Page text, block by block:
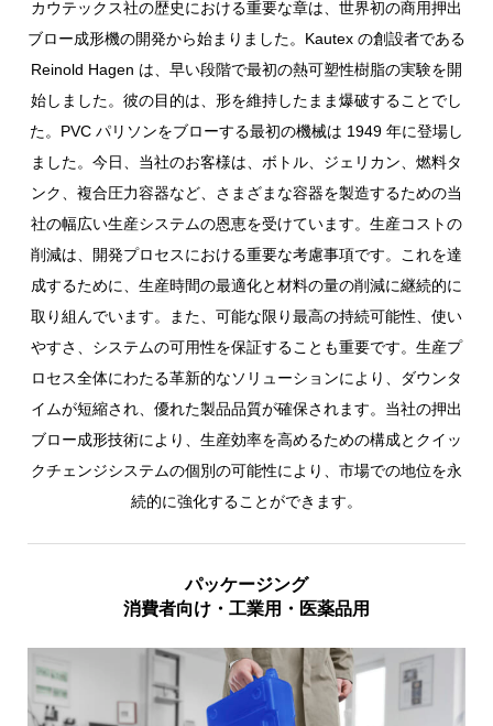
カウテックス社の歴史における重要な章は、世界初の商用押出
ブロー成形機の開発から始まりました。Kautex の創設者である
Reinold Hagen は、早い段階で最初の熱可塑性樹脂の実験を開
始しました。彼の目的は、形を維持したまま爆破することでし
た。PVC パリソンをブローする最初の機械は 1949 年に登場し
ました。今日、当社のお客様は、ボトル、ジェリカン、燃料タ
ンク、複合圧力容器など、さまざまな容器を製造するための当
社の幅広い生産システムの恩恵を受けています。生産コストの
削減は、開発プロセスにおける重要な考慮事項です。これを達
成するために、生産時間の最適化と材料の量の削減に継続的に
取り組んでいます。また、可能な限り最高の持続可能性、使い
やすさ、システムの可用性を保証することも重要です。生産プ
ロセス全体にわたる革新的なソリューションにより、ダウンタ
イムが短縮され、優れた製品品質が確保されます。当社の押出
ブロー成形技術により、生産効率を高めるための構成とクイッ
クチェンジシステムの個別の可能性により、市場での地位を永
続的に強化することができます。
パッケージング
消費者向け・工業用・医薬品用